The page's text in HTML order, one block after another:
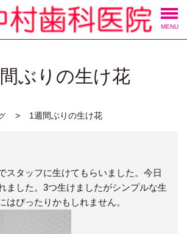
MENU
ぶりの生け花
1週間ぶりの生け花
スタッフに生けてもらいました。今日
ました。3つ生けましたがシンプルな生
はぴったりかもしれません。